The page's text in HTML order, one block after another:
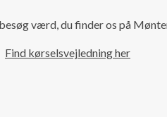
værd, du finder os på
Find kørselsvejledning her